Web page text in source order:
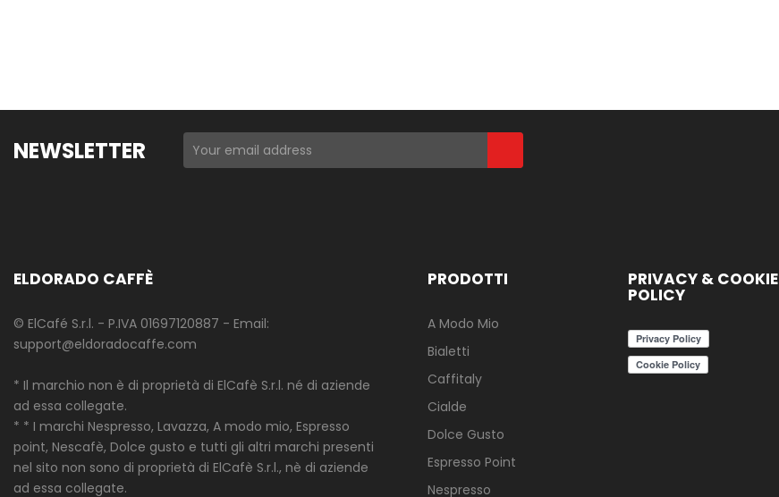
NEWSLETTER
ELDORADO CAFFÈ
© ElCafé S.r.l. - P.IVA 01697120887 - Email:
support@eldoradocaffe.com
* Il marchio non è di proprietà di ElCafè S.r.l. né di aziende
ad essa collegate.
* * I marchi Nespresso, Lavazza, A modo mio, Espresso
point, Nescafè, Dolce gusto e tutti gli altri marchi presenti
nel sito non sono di proprietà di ElCafè S.r.l., nè di aziende
ad essa collegate.
PRODOTTI
A Modo Mio
Bialetti
Caffitaly
Cialde
Dolce Gusto
Espresso Point
Nespresso
PRIVACY & COOKIE
POLICY